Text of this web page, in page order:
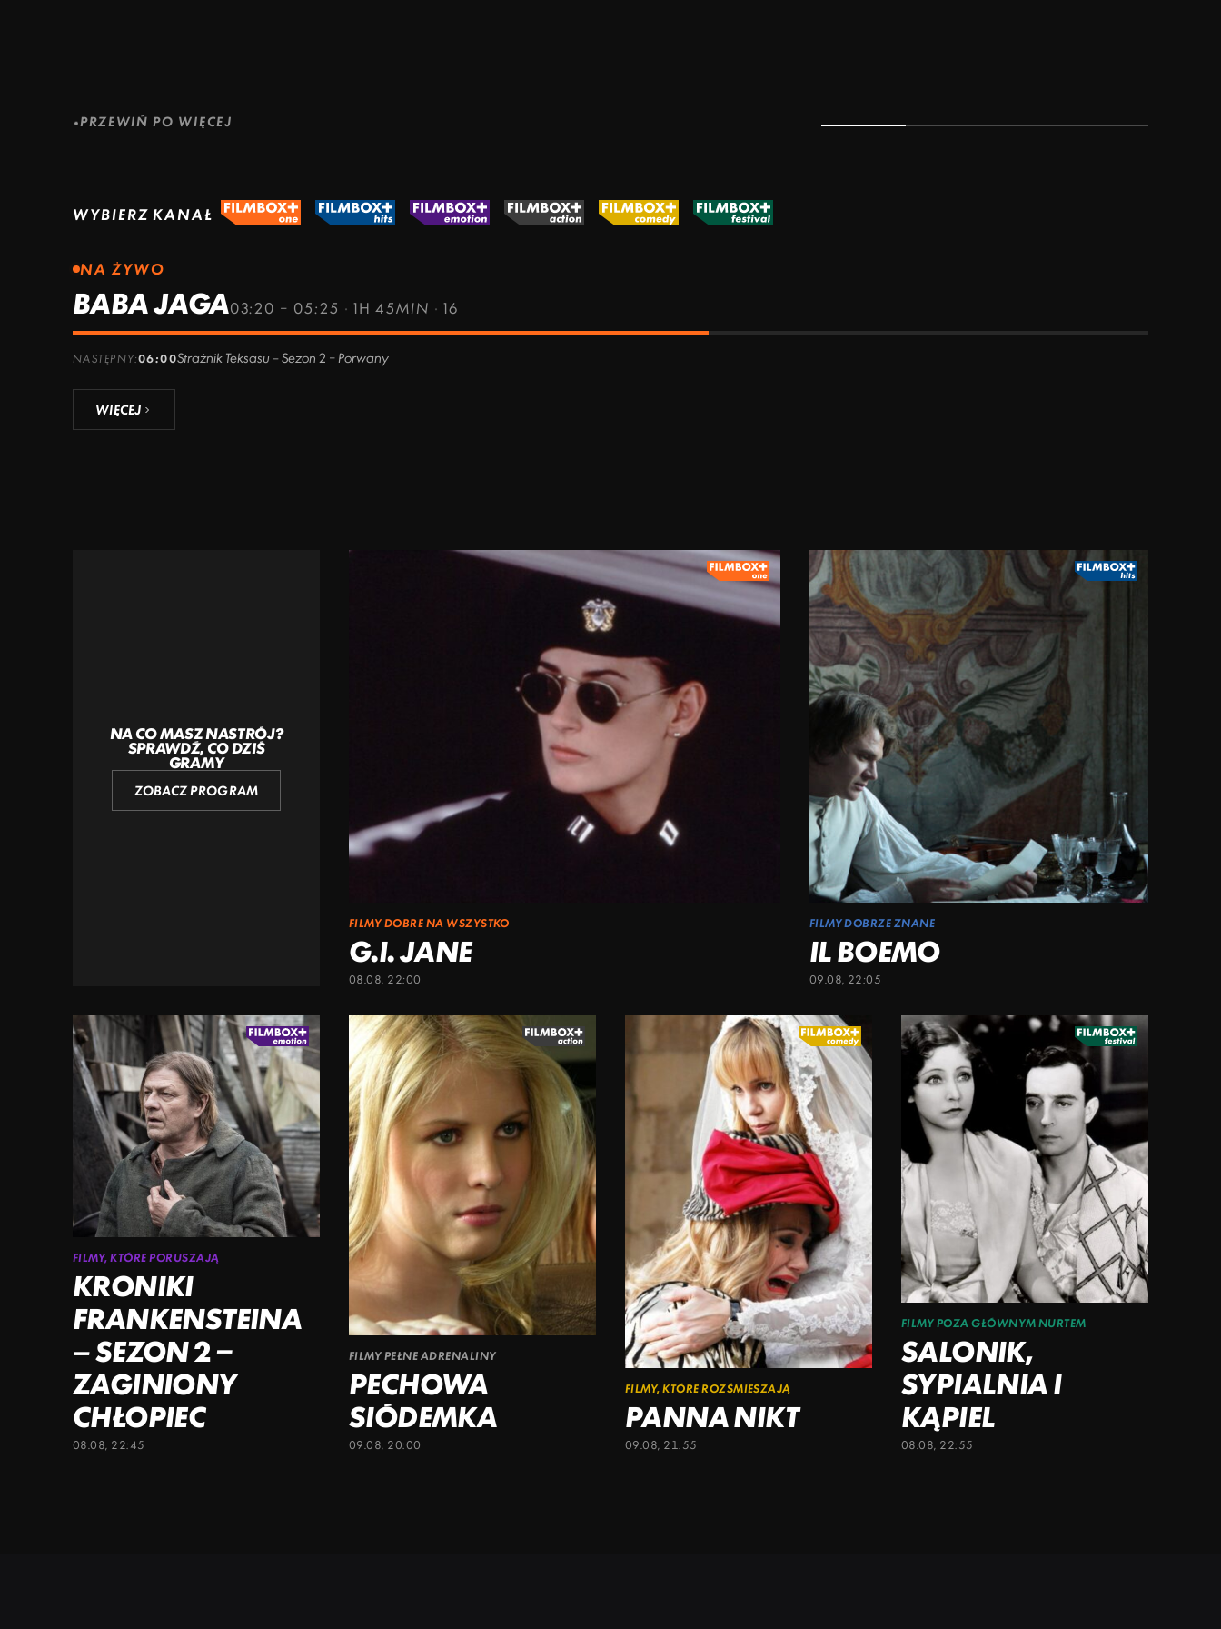
PRZEWIŃ PO WIĘCEJ
WYBIERZ KANAŁ
NA ŻYWO
BABA JAGA03:20 – 05:25 ·1H 45MIN ·16
NASTĘPNY:06:00Strażnik Teksasu – Sezon 2 – Porwany
WIĘCEJ
NA CO MASZ NASTRÓJ?
SPRAWDŹ, CO DZIŚ
GRAMY
ZOBACZ PROGRAM
FILMY DOBRE NA WSZYSTKO
G.I. JANE
08.08, 22:00
FILMY DOBRZE ZNANE
IL BOEMO
09.08, 22:05
FILMY, KTÓRE PORUSZAJĄ
KRONIKI
FRANKENSTEINA
– SEZON 2 –
ZAGINIONY
CHŁOPIEC
08.08, 22:45
FILMY PEŁNE ADRENALINY
PECHOWA
SIÓDEMKA
09.08, 20:00
FILMY, KTÓRE ROZŚMIESZAJĄ
PANNA NIKT
09.08, 21:55
FILMY POZA GŁÓWNYM NURTEM
SALONIK,
SYPIALNIA I
KĄPIEL
08.08, 22:55